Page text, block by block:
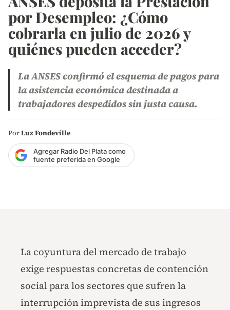
por Desempleo: ¿Cómo
cobrarla en julio de 2026 y
quiénes pueden acceder?
La ANSES confirmó el esquema de pagos para
la asistencia económica destinada a
trabajadores despedidos sin justa causa.
PorLuz Fondeville
Agregar Radio Del Plata como
fuente preferida en Google
La coyuntura del mercado de trabajo
exige respuestas concretas de contención
social para los sectores que sufren la
interrupción imprevista de sus ingresos